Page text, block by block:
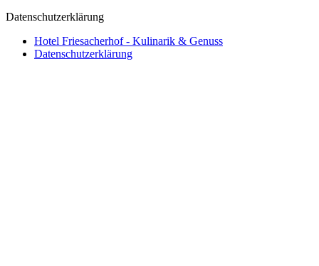
Datenschutzerklärung
Hotel Friesacherhof - Kulinarik & Genuss
Datenschutzerklärung